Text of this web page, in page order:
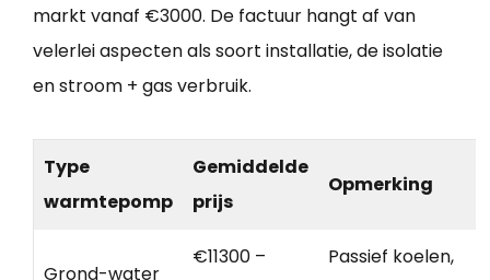
markt vanaf €3000. De factuur hangt af van
velerlei aspecten als soort installatie, de isolatie
en stroom + gas verbruik.
Type
warmtepomp
Gemiddelde
prijs
Opmerking
Grond-water
€11300 –
Passief koelen,